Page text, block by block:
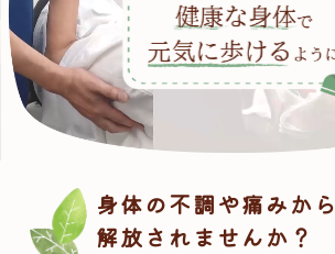
身体の不調や痛みから
解放されませんか？